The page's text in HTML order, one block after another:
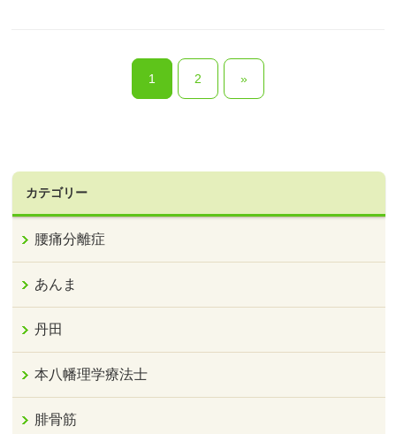
1 2 »
カテゴリー
腰痛分離症
あんま
丹田
本八幡理学療法士
腓骨筋